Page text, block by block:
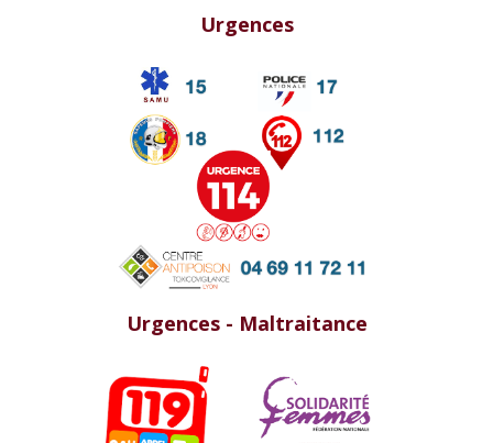
Urgences
Urgences - Maltraitance